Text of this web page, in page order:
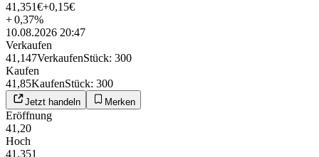
41,351€+0,15€
+0,37%
10.08.2026 20:47
Verkaufen
41,147VerkaufenStück: 300
Kaufen
41,85KaufenStück: 300
Jetzt handeln Merken
Eröffnung
41,20
Hoch
41,351